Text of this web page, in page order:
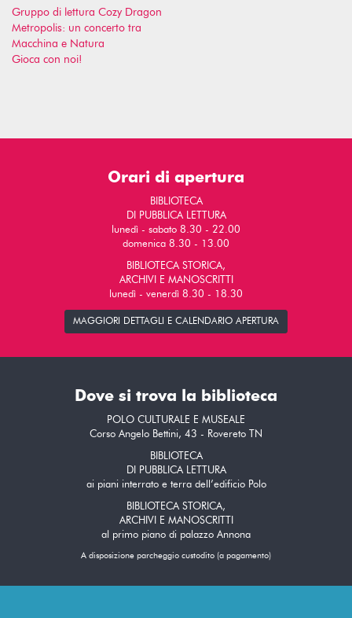
Gruppo di lettura Cozy Dragon
Metropolis: un concerto tra
Macchina e Natura
Gioca con noi!
Orari di apertura
BIBLIOTECA
DI PUBBLICA LETTURA
lunedì - sabato 8.30 - 22.00
domenica 8.30 - 13.00
BIBLIOTECA STORICA,
ARCHIVI E MANOSCRITTI
lunedì - venerdì 8.30 - 18.30
MAGGIORI DETTAGLI E CALENDARIO APERTURA
Dove si trova la biblioteca
POLO CULTURALE E MUSEALE
Corso Angelo Bettini, 43 - Rovereto TN
BIBLIOTECA
DI PUBBLICA LETTURA
ai piani interrato e terra dell’edificio Polo
BIBLIOTECA STORICA,
ARCHIVI E MANOSCRITTI
al primo piano di palazzo Annona
A disposizione parcheggio custodito (a pagamento)